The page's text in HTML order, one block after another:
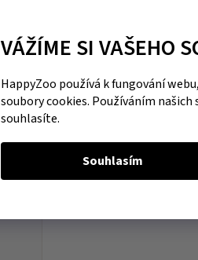
VÁŽÍME SI VAŠEHO
HappyZoo používá k fungování
soubory cookies. Používáním
souhlasíte.
Souhlasím